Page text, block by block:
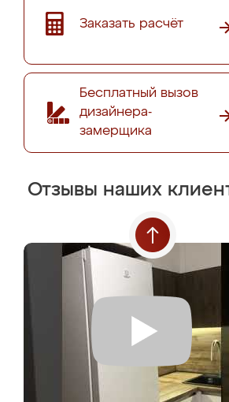
Заказать расчёт
Бесплатный вызов
дизайнера-
замерщика
Отзывы наших